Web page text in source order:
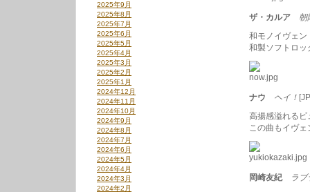
ザ・カルア
朝
和モノイヴェン
和製ソフトロ
ナウ ヘイ！
高揚感溢れるビ
この曲もイヴ
岡崎友紀
ラブ
2025年9月
2025年8月
2025年7月
2025年6月
2025年5月
2025年4月
2025年3月
2025年2月
2025年1月
2024年12月
2024年11月
2024年10月
2024年9月
2024年8月
2024年7月
2024年6月
2024年5月
2024年4月
2024年3月
2024年2月